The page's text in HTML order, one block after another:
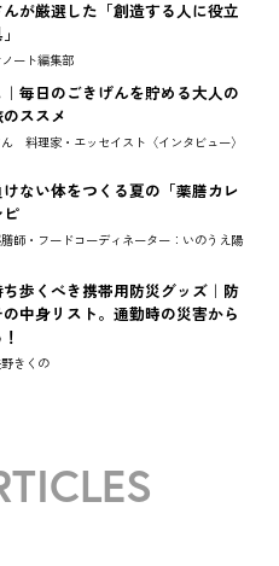
が厳選した「創造する人に役立
ート編集部
毎日のごきげんを貯める大人の
ススメ
料理家・エッセイスト〈インタビュー〉
ない体をつくる夏の「薬膳カレ
ピ
師・フードコーディネーター：いのうえ陽
ち歩くべき携帯用防災グッズ｜防
中身リスト。通勤時の災害から
きくの